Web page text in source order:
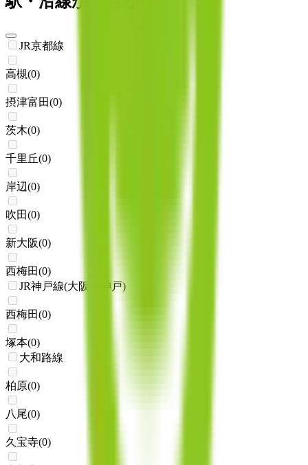
JR京都線
高槻(0)
摂津富田(0)
茨木(0)
千里丘(0)
岸辺(0)
吹田(0)
新大阪(0)
西梅田(0)
JR神戸線(大阪～神戸)
西梅田(0)
塚本(0)
大和路線
柏原(0)
八尾(0)
久宝寺(0)